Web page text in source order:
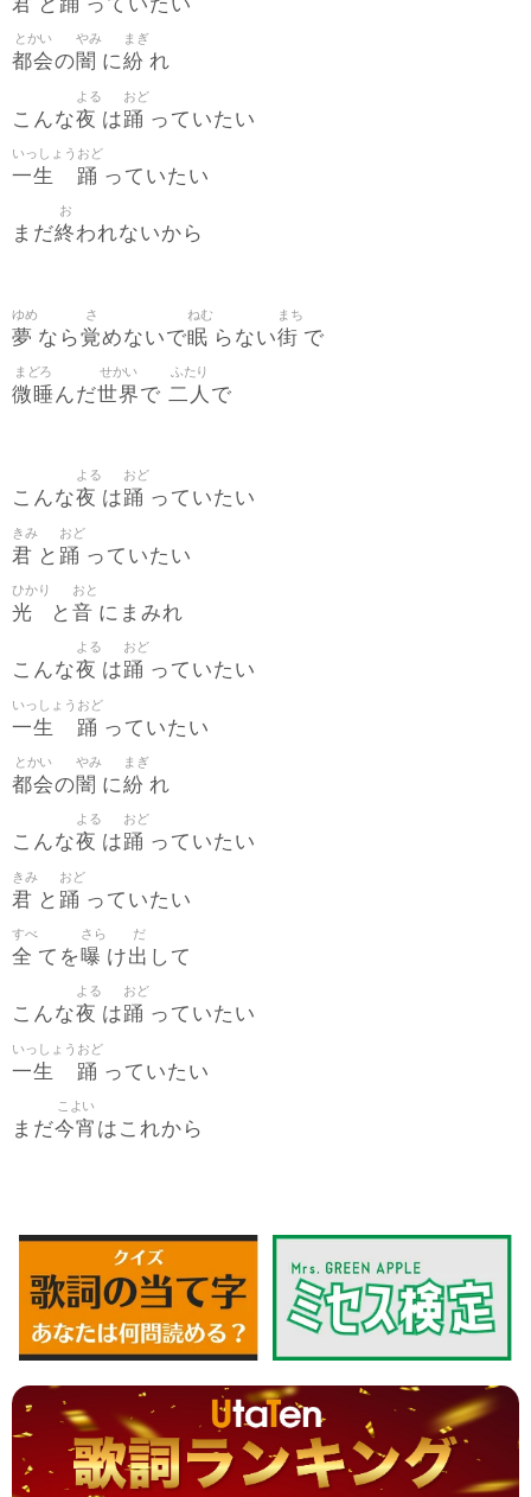
都会
とかい
の闇
やみ
に紛
まぎ
れ
こんな夜
よる
は踊
おど
っていたい
一生
いっしょう
踊
おど
っていたい
まだ終
お
われないから
夢
ゆめ
なら覚
さ
めないで眠
ねむ
らない街
まち
で
微睡
まどろ
んだ世界
せかい
で 二人
ふたり
で
こんな夜
よる
は踊
おど
っていたい
君
きみ
と 踊
おど
っていたい
光
ひかり
と 音
おと
にまみれ
こんな夜
よる
は踊
おど
っていたい
一生
いっしょう
踊
おど
っていたい
都会
とかい
の闇
やみ
に紛
まぎ
れ
こんな夜
よる
は踊
おど
っていたい
君
きみ
と 踊
おど
っていたい
全
すべ
てを曝
さら
け出
だ
して
こんな夜
よる
は踊
おど
っていたい
一生
いっしょう
踊
おど
っていたい
まだ今宵
こよい
はこれから